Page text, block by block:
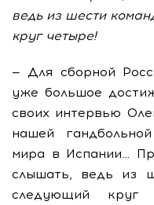
ведь из шести
круг четыре!
— Для сборной
уже большое
своих интервью
нашей
мира в Испании…
слышать, ведь из
следующий